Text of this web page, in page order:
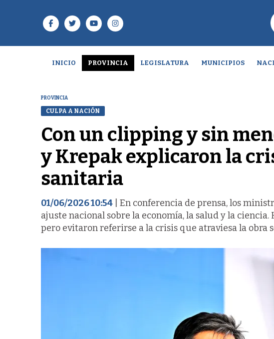
INICIO PROVINCIA LEGISLATURA MUNICIPIOS
PROVINCIA
CULPA A NACIÓN
Con un clipping y sin
y Krepak explicaron la
sanitaria
01/06/2026 10:54 | En conferencia de prensa, los
ajuste nacional sobre la economía, la salud y la
pero evitaron referirse a la crisis que atraviesa la obra